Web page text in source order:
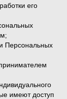
его
Персональных
имеют доступ